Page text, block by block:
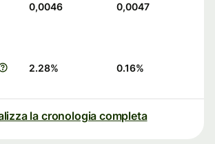
0,0046 0,0047
2.28% 0.16%
la cronologia completa